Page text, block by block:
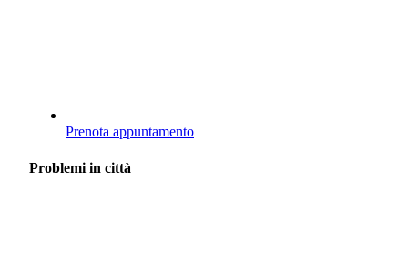
Prenota appuntamento
Problemi in città